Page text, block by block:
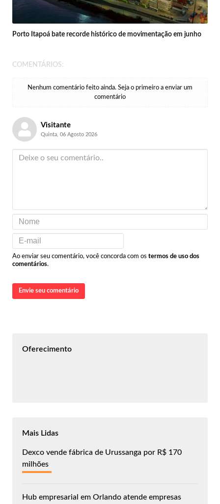
Porto Itapoá bate recorde histórico de movimentação em junho
COMENTÁRIOS:
Nenhum comentário feito ainda. Seja o primeiro a enviar um
comentário
Visitante
Quinta, 06 Agosto 2026
Ao enviar seu comentário, você concorda com os termos de uso dos
comentários.
Envie seu comentário
Oferecimento
Mais Lidas
Dexco vende fábrica de Urussanga por R$ 170
milhões
Hub empresarial em Orlando atende empresas